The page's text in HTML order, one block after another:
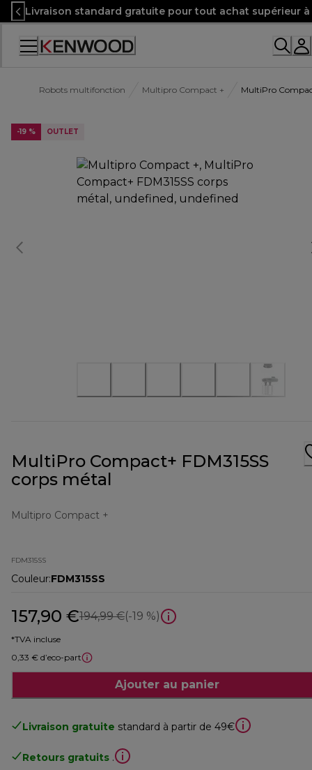
Skip
to
Content
Livraison standard gratuite pour tout achat supérieur
Robots multifonction Multipro Compact + MultiPro
-19 % OUTLET
MultiPro Compact+ FDM315SS
corps métal
Multipro Compact +
FDM315SS
Couleur:FDM315SS
157,90 €194,99 €prix original 194,99 €
(-19 %)
*TVA incluse
0,33 € d’eco-part
Ajouter au panier
Livraison gratuite standard à partir de 49€
Retours gratuits .